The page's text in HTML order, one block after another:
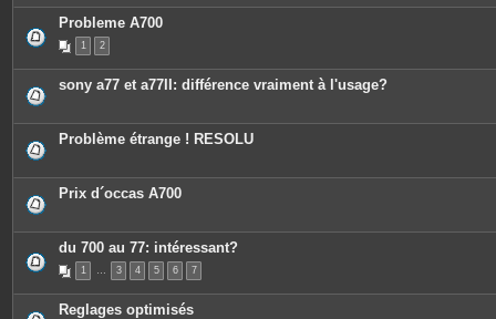
Probleme A700
1 2
sony a77 et a77II: différence vraiment à l'usage?
Problème étrange ! RESOLU
Prix d´occas A700
du 700 au 77: intéressant?
1 … 3 4 5 6 7
Reglages optimisés